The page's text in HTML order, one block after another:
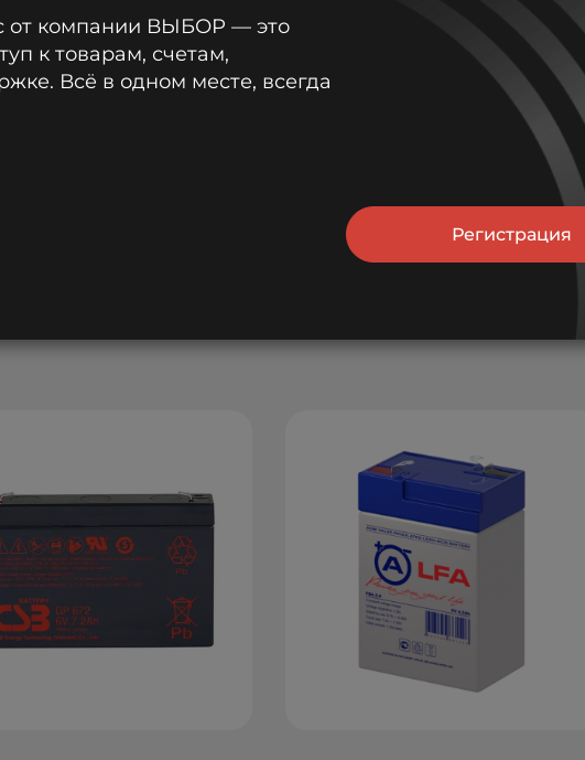
от компании ВЫБОР — это
к товарам, счетам,
Всё в одном месте, всегда
Регистрация